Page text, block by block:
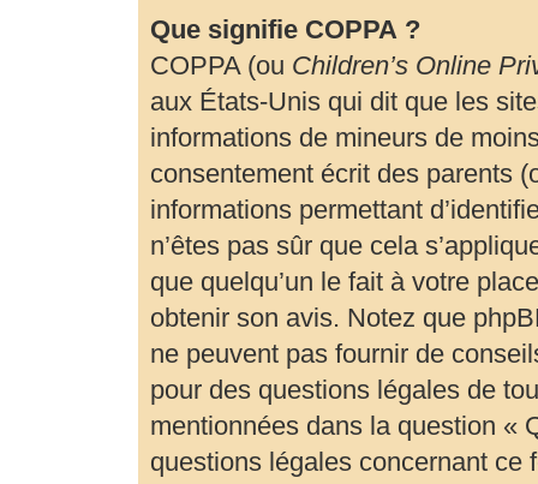
Que signifie COPPA ?
COPPA (ou Children’s Online
aux États-Unis qui dit que les
informations de mineurs de
consentement écrit des parents
informations permettant
n’êtes pas sûr que cela
que quelqu’un le fait à votre
obtenir son avis. Notez que
ne peuvent pas fournir de
pour des questions légales de
mentionnées dans la question «
questions légales concernant ce